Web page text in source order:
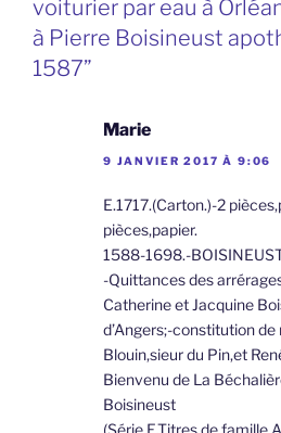
voiturier par eau à
à Pierre Boisineust
1587”
Marie
9 JANVIER 2017 À 9:06
E.1717.(Carton.)-2
pièces,papier.
1588-1698.-
-Quittances des
Catherine et Jacquine
d’Angers;-constitution de
Blouin,sieur du Pin,et
Bienvenu de La
Boisineust
(Série E.Titres de famille